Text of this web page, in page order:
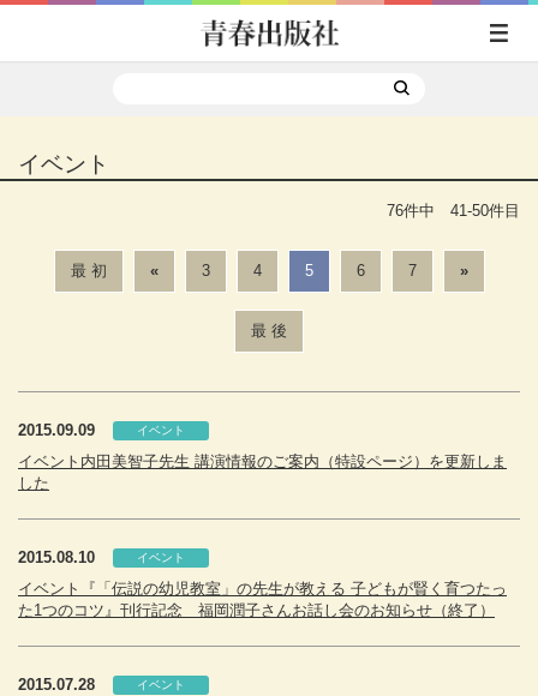
イベント
76件中 41-50件目
最 初 « 3 4 5 6 7 »
最 後
2015.09.09 イベント
イベント内田美智子先生 講演情報のご案内（特設ページ）を更新しま
した
2015.08.10 イベント
イベント『「伝説の幼児教室」の先生が教える 子どもが賢く育つたっ
た1つのコツ』刊行記念 福岡潤子さんお話し会のお知らせ（終了）
2015.07.28 イベント